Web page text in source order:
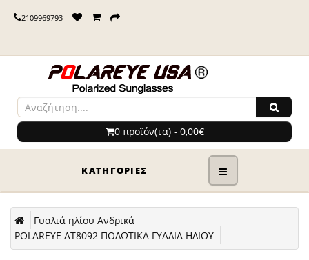
2109969793
0 προϊόν(τα) - 0,00€
ΚΑΤΗΓΟΡΊΕΣ
Γυαλιά ηλίου Ανδρικά
POLAREYE AT8092 ΠΟΛΩΤΙΚΑ ΓΥΑΛΙΑ ΗΛΙΟΥ